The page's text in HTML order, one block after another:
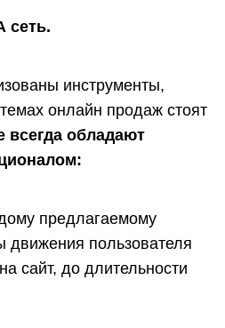
сеть.
инструменты,
онлайн продаж стоят
всегда обладают
предлагаемому
движения пользователя
сайт, до длительности